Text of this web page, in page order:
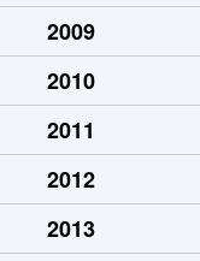
2009
2010
2011
2012
2013